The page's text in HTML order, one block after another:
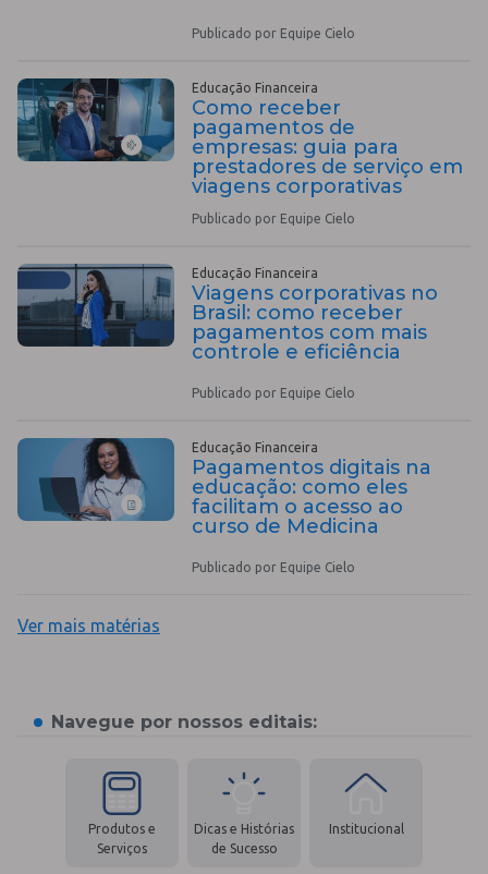
Publicado por Equipe Cielo
Educação Financeira
Como receber
pagamentos de
empresas: guia para
prestadores de serviço em
viagens corporativas
Publicado por Equipe Cielo
Educação Financeira
Viagens corporativas no
Brasil: como receber
pagamentos com mais
controle e eficiência
Publicado por Equipe Cielo
Educação Financeira
Pagamentos digitais na
educação: como eles
facilitam o acesso ao
curso de Medicina
Publicado por Equipe Cielo
Ver mais matérias
Navegue por nossos editais:
Produtos e
Serviços
Dicas e Histórias
de Sucesso
Institucional